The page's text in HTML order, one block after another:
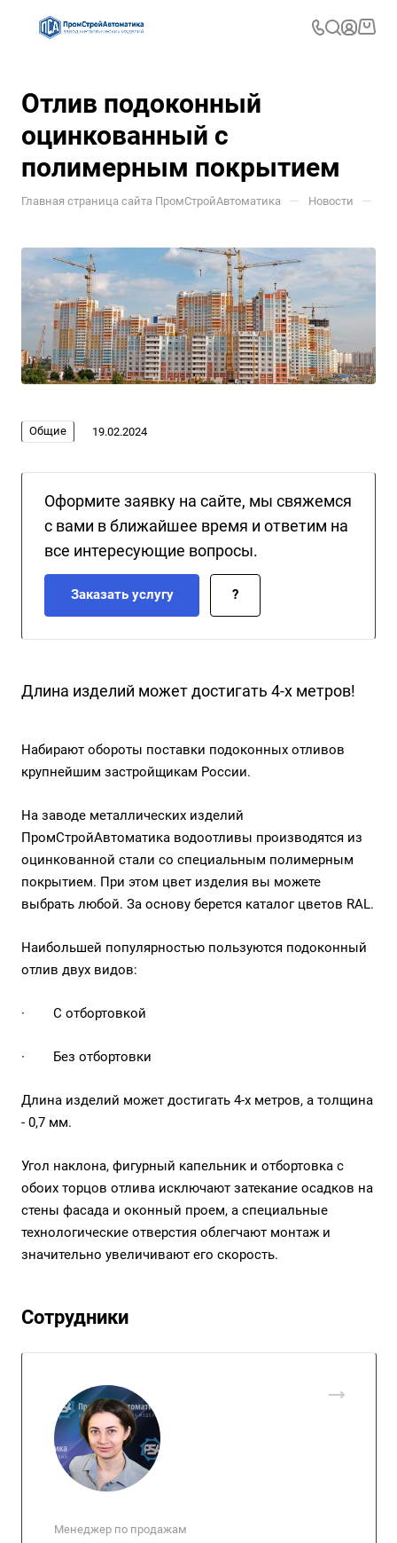
Отлив подоконный
оцинкованный с
полимерным покрытием
Главная страница сайта ПромСтройАвтоматика — Новости —
Общие 19.02.2024
Оформите заявку на сайте, мы свяжемся
с вами в ближайшее время и ответим на
все интересующие вопросы.
Заказать услугу ?
Длина изделий может достигать 4-х метров!
Набирают обороты поставки подоконных отливов
крупнейшим застройщикам России.
На заводе металлических изделий
ПромСтройАвтоматика водоотливы производятся из
оцинкованной стали со специальным полимерным
покрытием. При этом цвет изделия вы можете
выбрать любой. За основу берется каталог цветов RAL.
Наибольшей популярностью пользуются подоконный
отлив двух видов:
· С отбортовкой
· Без отбортовки
Длина изделий может достигать 4-х метров, а толщина
- 0,7 мм.
Угол наклона, фигурный капельник и отбортовка с
обоих торцов отлива исключают затекание осадков на
стены фасада и оконный проем, а специальные
технологические отверстия облегчают монтаж и
значительно увеличивают его скорость.
Сотрудники
Менеджер по продажам